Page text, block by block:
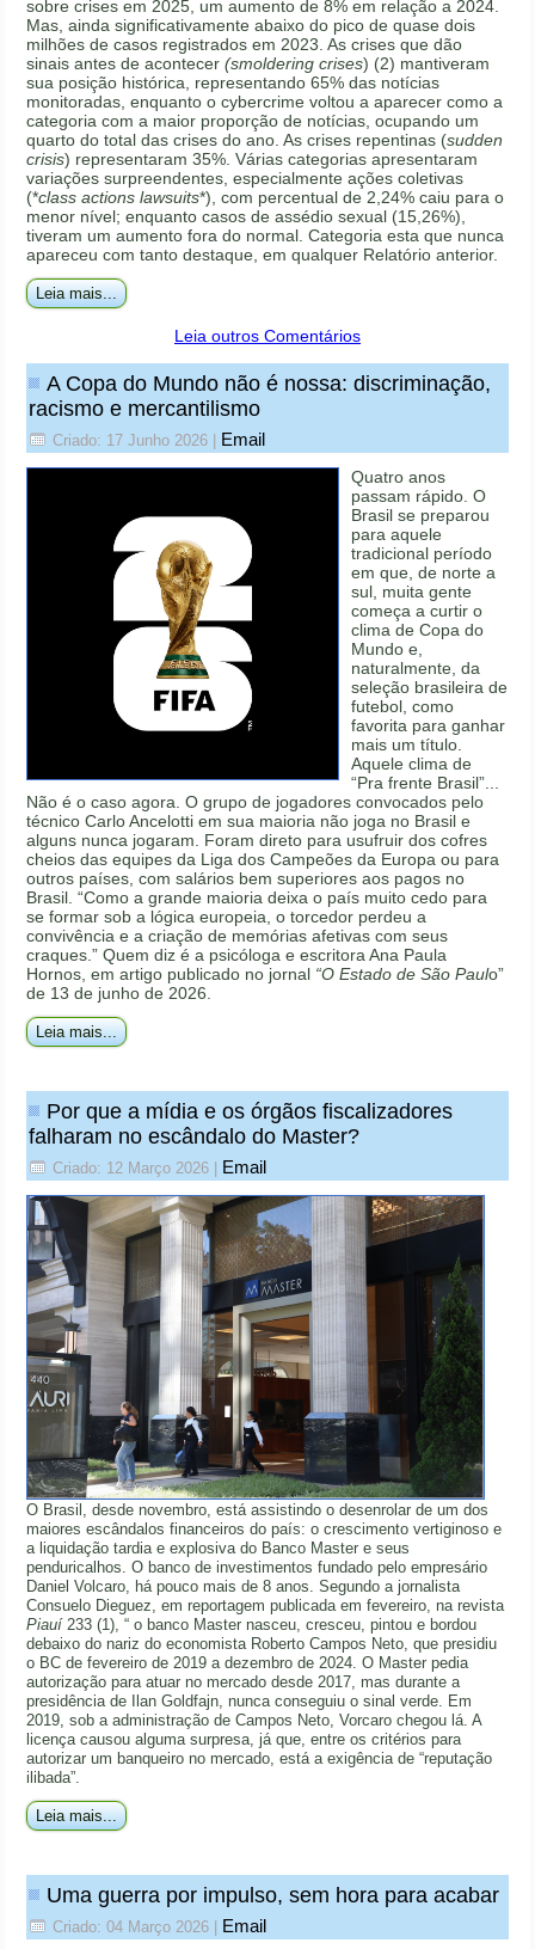
sobre crises em 2025, um aumento de 8% em relação a 2024.
Mas, ainda significativamente abaixo do pico de quase dois
milhões de casos registrados em 2023. As crises que dão
sinais antes de acontecer(smoldering crises) (2) mantiveram
sua posição histórica, representando 65% das notícias
monitoradas, enquanto o cybercrime voltou a aparecer como a
categoria com a maior proporção de notícias, ocupando um
quarto do total das crises do ano. As crises repentinas (sudden
crisis) representaram 35%. Várias categorias apresentaram
variações surpreendentes, especialmente ações coletivas
(*class actions lawsuits*), com percentual de 2,24% caiu para o
menor nível; enquanto casos de assédio sexual (15,26%),
tiveram um aumento fora do normal. Categoria esta que nunca
apareceu com tanto destaque, em qualquer Relatório anterior.
Leia mais...
Leia outros Comentários
A Copa do Mundo não é nossa: discriminação,
racismo e mercantilismo
Criado: 17 Junho 2026 Email
Quatro anos
passam rápido. O
Brasil se preparou
para aquele
tradicional período
em que, de norte a
sul, muita gente
começa a curtir o
clima de Copa do
Mundo e,
naturalmente, da
seleção brasileira de
futebol, como
favorita para ganhar
mais um título.
Aquele clima de
“Pra frente Brasil”...
Não é o caso agora. O grupo de jogadores convocados pelo
técnico Carlo Ancelotti em sua maioria não joga no Brasil e
alguns nunca jogaram. Foram direto para usufruir dos cofres
cheios das equipes da Liga dos Campeões da Europa ou para
outros países, com salários bem superiores aos pagos no
Brasil. “Como a grande maioria deixa o país muito cedo para
se formar sob a lógica europeia, o torcedor perdeu a
convivência e a criação de memórias afetivas com seus
craques.” Quem diz é a psicóloga e escritora Ana Paula
Hornos, em artigo publicado no jornal “O Estado de São Paulo”
de 13 de junho de 2026.
Leia mais...
Por que a mídia e os órgãos fiscalizadores
falharam no escândalo do Master?
Criado: 12 Março 2026 Email
O Brasil, desde novembro, está assistindo o desenrolar de um dos
maiores escândalos financeiros do país: o crescimento vertiginoso e
a liquidação tardia e explosiva do Banco Master e seus
penduricalhos. O banco de investimentos fundado pelo empresário
Daniel Volcaro, há pouco mais de 8 anos. Segundo a jornalista
Consuelo Dieguez, em reportagem publicada em fevereiro, na revista
Piauí233 (1), “ o banco Master nasceu, cresceu, pintou e bordou
debaixo do nariz do economista Roberto Campos Neto, que presidiu
o BC de fevereiro de 2019 a dezembro de 2024. O Master pedia
autorização para atuar no mercado desde 2017, mas durante a
presidência de Ilan Goldfajn, nunca conseguiu o sinal verde. Em
2019, sob a administração de Campos Neto, Vorcaro chegou lá. A
licença causou alguma surpresa, já que, entre os critérios para
autorizar um banqueiro no mercado, está a exigência de “reputação
ilibada”.
Leia mais...
Uma guerra por impulso, sem hora para acabar
Criado: 04 Março 2026 Email